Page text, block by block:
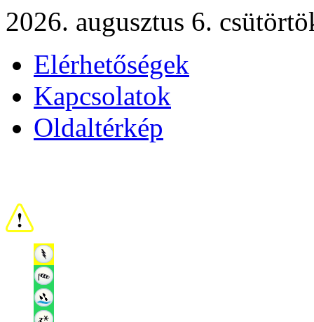
2026. augusztus 6.
Elérhetőségek
Kapcsolatok
Oldaltérkép